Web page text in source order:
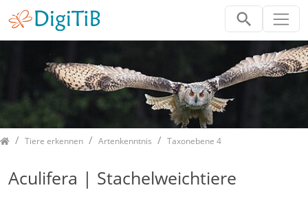
HomeTiere erkennen Artenkenntnis Taxonebene 4
Aculifera | Stachelweichtiere